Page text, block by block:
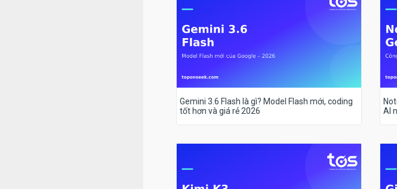
Gemini 3.6 Flash là gì? Model Flash mới, coding
tốt hơn và giá rẻ 2026
AI